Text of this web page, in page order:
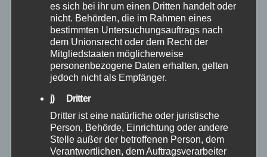
Das Decathlon Riverside Touring 920 ist ein
erschwingliches und vielseitigesBikepacking-
Gravelbike. Es bietet ein gutesPreis-
Leistungs-Verhältnisund ist mit einer
hochwertigen Ausstattung ausgestattet. Der
robuste Rahmen mit seinen vielen
Montagemöglichkeitenund dieSRAM Rival
1×11 -Gruppe machen es zu einem perfekten
Begleiter für Abenteuer und Touren. Das
es sich bei ihr um einen Dritten handelt oder
nicht. Behörden, die im Rahmen eines
bestimmten Untersuchungsauftrags nach
dem Unionsrecht oder dem Recht der
Mitgliedstaaten möglicherweise
personenbezogene Daten erhalten, gelten
jedoch nicht als Empfänger.
j) Dritter
Dritter ist eine natürliche oder juristische
Person, Behörde, Einrichtung oder andere
Stelle außer der betroffenen Person, dem
Verantwortlichen, dem Auftragsverarbeiter